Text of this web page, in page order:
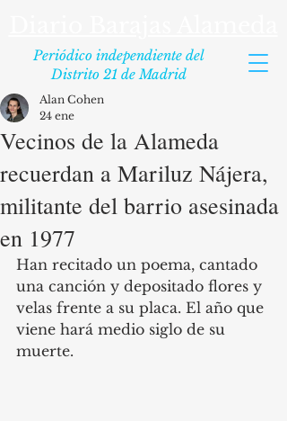
Periódico independiente del
Distrito 21 de Madrid
Vecinos de la Alameda
recuerdan a Mariluz Nájera,
militante del barrio asesinada
en 1977
Alan Cohen
24 ene
Han recitado un poema, cantado
una canción y depositado flores y
velas frente a su placa. El año que
viene hará medio siglo de su
muerte.